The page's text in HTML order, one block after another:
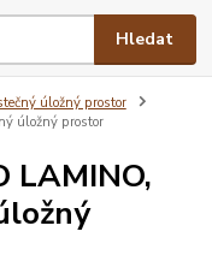
Hledat
úložný prostor
úložný prostor
LAMINO,